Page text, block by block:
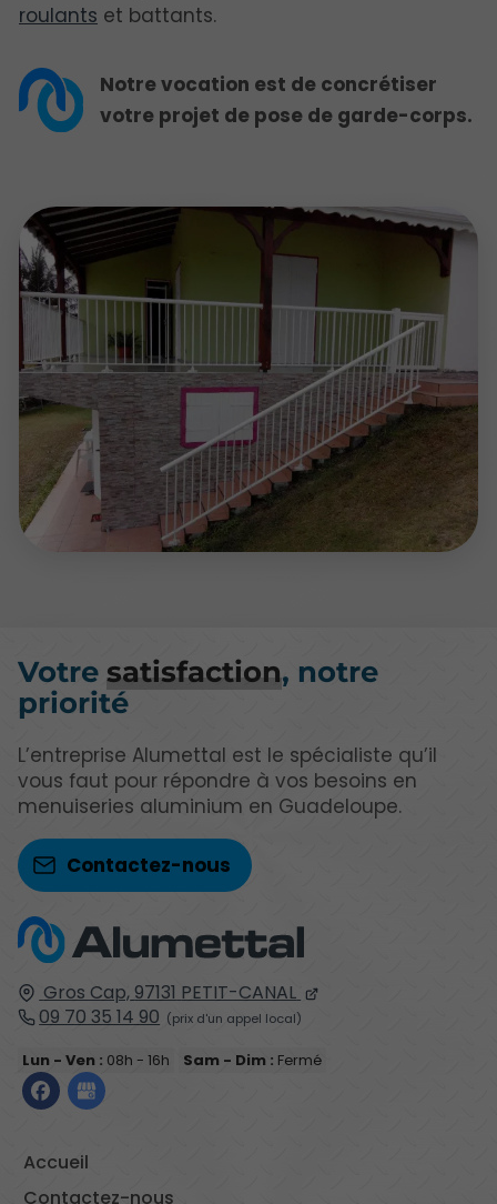
roulants et battants.
Notre vocation est de concrétiser
votre projet de pose de garde-corps.
Gros Cap, 97131 PETIT-CANAL
09 70 35 14 90
Lun - Ven : 08h - 16h Sam - Dim : Fermé
Accueil
Contactez-nous
Votre satisfaction, notre
priorité
L’entreprise Alumettal est le spécialiste qu’il
vous faut pour répondre à vos besoins en
menuiseries aluminium en Guadeloupe.
Contactez-nous